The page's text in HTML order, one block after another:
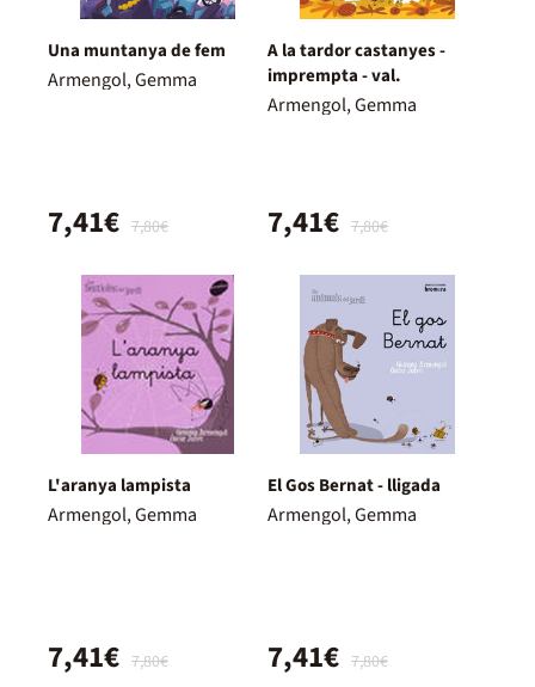
Una muntanya de fem
Armengol, Gemma
7,80€
7,41€
A la tardor castanyes -
imprempta - val.
Armengol, Gemma
7,80€
7,41€
L'aranya lampista
Armengol, Gemma
7,80€
7,41€
El Gos Bernat - lligada
Armengol, Gemma
7,80€
7,41€